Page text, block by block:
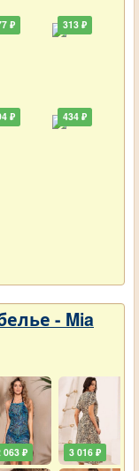
₽
₽
313 ₽
434 ₽
- Mia
063 ₽ 3 016 ₽